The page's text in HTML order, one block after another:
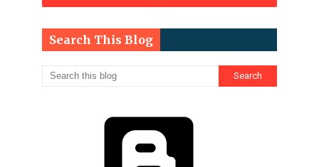
Search This Blog